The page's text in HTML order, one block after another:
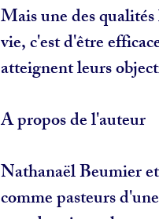
Mais une des
vie, c'est d'être
atteignent leurs
A propos de l'auteur
Nathanaël Beumier
comme pasteurs